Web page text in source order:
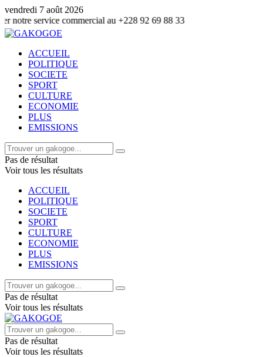
vendredi 7 août 2026
commercial au +228 92 69 88 33
ACCUEIL
POLITIQUE
SOCIETE
SPORT
CULTURE
ECONOMIE
PLUS
EMISSIONS
Pas de résultat
Voir tous les résultats
ACCUEIL
POLITIQUE
SOCIETE
SPORT
CULTURE
ECONOMIE
PLUS
EMISSIONS
Pas de résultat
Voir tous les résultats
Pas de résultat
Voir tous les résultats